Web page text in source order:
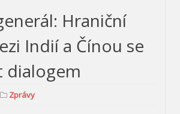
Hraniční
Indií a Čínou se
dialogem
Zprávy